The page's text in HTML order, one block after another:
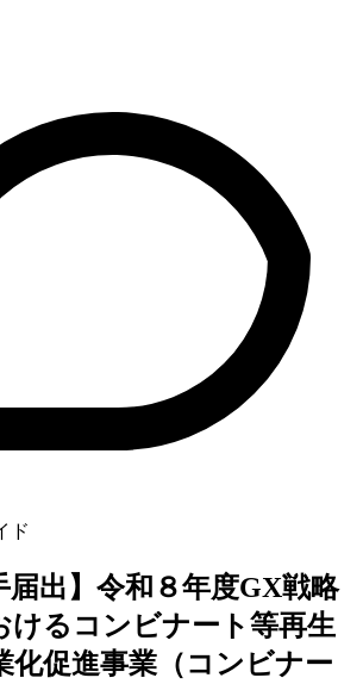
ド
届出】令和８年度GX戦略
けるコンビナート等再生
化促進事業（コンビナー